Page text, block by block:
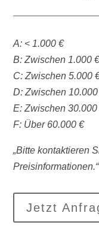
A: < 1.000 €
B: Zwischen 1.000
C: Zwischen 5.000
D: Zwischen
E: Zwischen
F: Über 60.000 €
„Bitte kontaktieren
Preisinformationen.“
Jetzt